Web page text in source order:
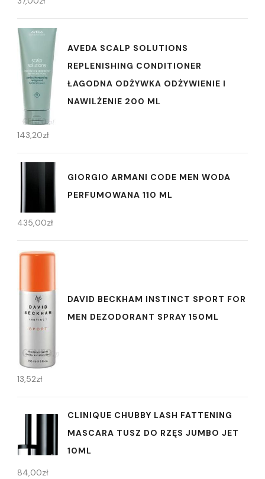
AVEDA SCALP SOLUTIONS
REPLENISHING CONDITIONER
ŁAGODNA ODŻYWKA ODŻYWIENIE I
NAWILŻENIE 200 ML
143,20zł
GIORGIO ARMANI CODE MEN WODA
PERFUMOWANA 110 ML
435,00zł
DAVID BECKHAM INSTINCT SPORT FOR
MEN DEZODORANT SPRAY 150ML
13,52zł
CLINIQUE CHUBBY LASH FATTENING
MASCARA TUSZ DO RZĘS JUMBO JET
10ML
84,00zł